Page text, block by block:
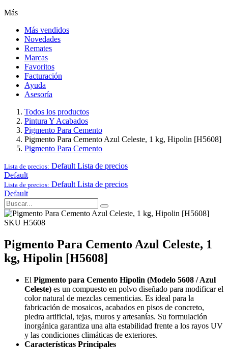
Más
Más vendidos
Novedades
Remates
Marcas
Favoritos
Facturación
Ayuda
Asesoría
Todos los productos
Pintura Y Acabados
Pigmento Para Cemento
Pigmento Para Cemento Azul Celeste, 1 kg, Hipolin [H5608]
Pigmento Para Cemento
Lista de precios: Default Lista de precios
Default
Lista de precios: Default Lista de precios
Default
SKU H5608
Pigmento Para Cemento Azul Celeste, 1
kg, Hipolin [H5608]
El Pigmento para Cemento Hipolin (Modelo 5608 / Azul
Celeste) es un compuesto en polvo diseñado para modificar el
color natural de mezclas cementicias. Es ideal para la
fabricación de mosaicos, acabados en pisos de concreto,
piedra artificial, tejas, muros y artesanías. Su formulación
inorgánica garantiza una alta estabilidad frente a los rayos UV
y las condiciones climáticas de exteriores.
Características Principales